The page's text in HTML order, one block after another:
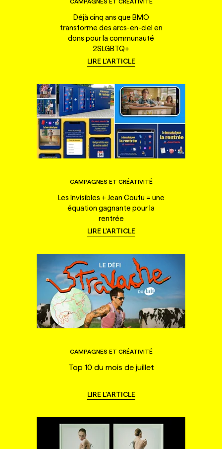
CAMPAGNES ET CRÉATIVITÉ
Déjà cinq ans que BMO
transforme des arcs-en-ciel en
dons pour la communauté
2SLGBTQ+
LIRE L'ARTICLE
CAMPAGNES ET CRÉATIVITÉ
Les Invisibles + Jean Coutu = une
équation gagnante pour la
rentrée
LIRE L'ARTICLE
CAMPAGNES ET CRÉATIVITÉ
Top 10 du mois de juillet
LIRE L'ARTICLE